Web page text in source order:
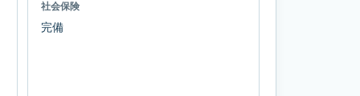
社会保険
完備